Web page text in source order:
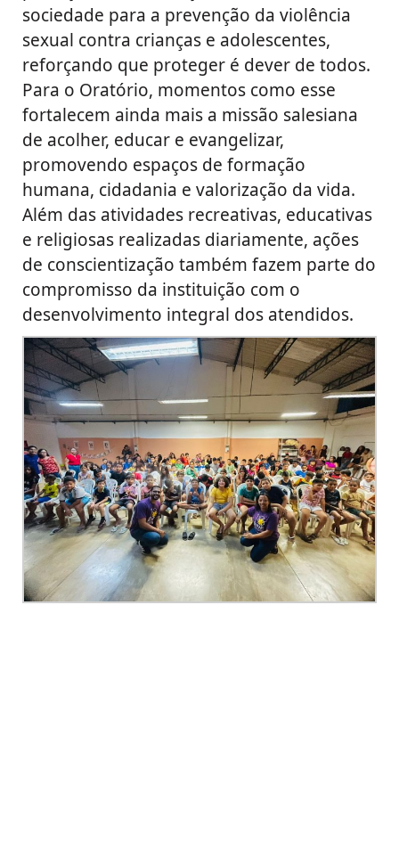
sociedade para a prevenção da violência
sexual contra crianças e adolescentes,
reforçando que proteger é dever de todos.
Para o Oratório, momentos como esse
fortalecem ainda mais a missão salesiana
de acolher, educar e evangelizar,
promovendo espaços de formação
humana, cidadania e valorização da vida.
Além das atividades recreativas, educativas
e religiosas realizadas diariamente, ações
de conscientização também fazem parte do
compromisso da instituição com o
desenvolvimento integral dos atendidos.